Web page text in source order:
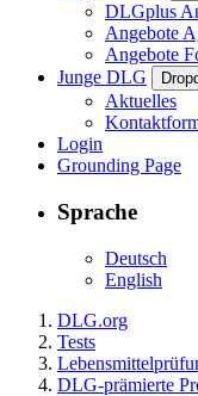
DLGplus
Angebote
Angebote
Junge DLG
Aktuelles
Login
Grounding Page
Sprache
Deutsch
English
DLG.org
Tests
DLG-prämierte